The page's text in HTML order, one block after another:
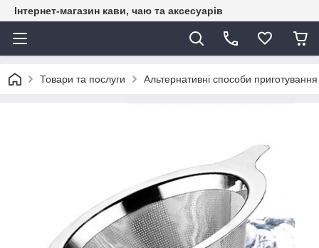
Інтернет-магазин кави, чаю та аксесуарів
Товари та послуги Альтернативні способи